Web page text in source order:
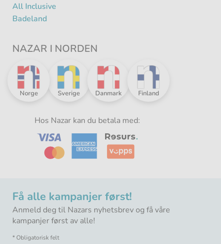
All Inclusive
Badeland
NAZAR I NORDEN
Nazar
-
Sverige
Nazar
-
Danmark
Nazar
-
Finland
Nazar
Norge
Hos Nazar kan du betala med:
Få alle kampanjer først!
Anmeld deg til Nazars nyhetsbrev og få våre
kampanjer først av alle!
* Obligatorisk felt